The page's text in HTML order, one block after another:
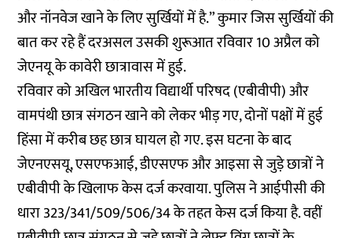
और नॉनवेज खाने के लिए सुर्खियों में है.” कुमार जिस सुर्खियों की
बात कर रहे हैं दरअसल उसकी शुरूआत रविवार 10 अप्रैल को
जेएनयू के कावेरी छात्रावास में हुई.
रविवार को अखिल भारतीय विद्यार्थी परिषद (एबीवीपी) और
वामपंथी छात्र संगठन खाने को लेकर भीड़ गए, दोनों पक्षों में हुई
हिंसा में करीब छह छात्र घायल हो गए. इस घटना के बाद
जेएनएसयू, एसएफआई, डीएसएफ और आइसा से जुड़े छात्रों ने
एबीवीपी के खिलाफ केस दर्ज करवाया. पुलिस ने आईपीसी की
धारा 323/341/509/506/34 के तहत केस दर्ज किया है. वहीं